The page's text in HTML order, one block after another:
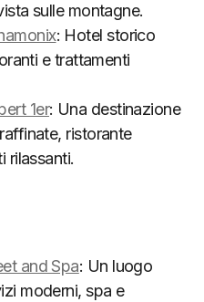
sulle montagne.
: Hotel storico
e trattamenti
1er: Una destinazione
ristorante
rilassanti.
and Spa: Un luogo
moderni, spa e